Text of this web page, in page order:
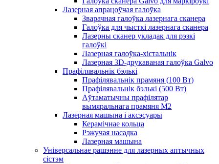
Лазерная апрацоўчая галоўка
Зварачная галоўка лазернага сканера
Галоўка для чысткі лазернага сканера
Лазерны сканер укладак для рэзкі
галоўкі
Лазерная галоўка-хістальнік
Лазерная 3D-друкаваная галоўка Galvo
Прафілявальнік бэлькі
Прафілявальнік прамяня (100 Вт)
Прафілявальнік бэлькі (500 Вт)
Аўтаматычны прафілятар
вымяральнага прамяня M2
Лазерная машына і аксэсуары
Керамічнае кольца
Рэжучая насадка
Лазерная машына
Універсальнае рашэнне для лазерных аптычных
сістэм